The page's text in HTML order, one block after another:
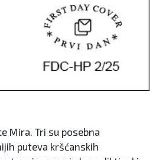
Mira. Tri su posebna
puteva kršćanskih